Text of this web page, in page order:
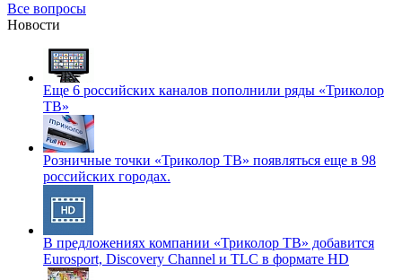
Все вопросы
Новости
Еще 6 российских каналов пополнили ряды «Триколор
ТВ»
Розничные точки «Триколор ТВ» появляться еще в 98
российских городах.
В предложениях компании «Триколор ТВ» добавится
Eurosport, Discovery Channel и TLC в формате HD